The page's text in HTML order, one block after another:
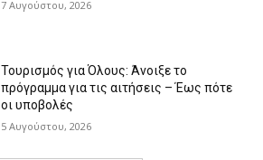
7 Αυγούστου, 2026
Τουρισμός για Όλους: Άνοιξε το
πρόγραμμα για τις αιτήσεις – Έως πότε
οι υποβολές
5 Αυγούστου, 2026